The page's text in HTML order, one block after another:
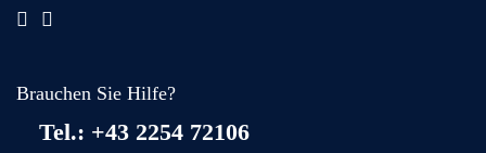
Brauchen Sie Hilfe?
Tel.: +43 2254 72106